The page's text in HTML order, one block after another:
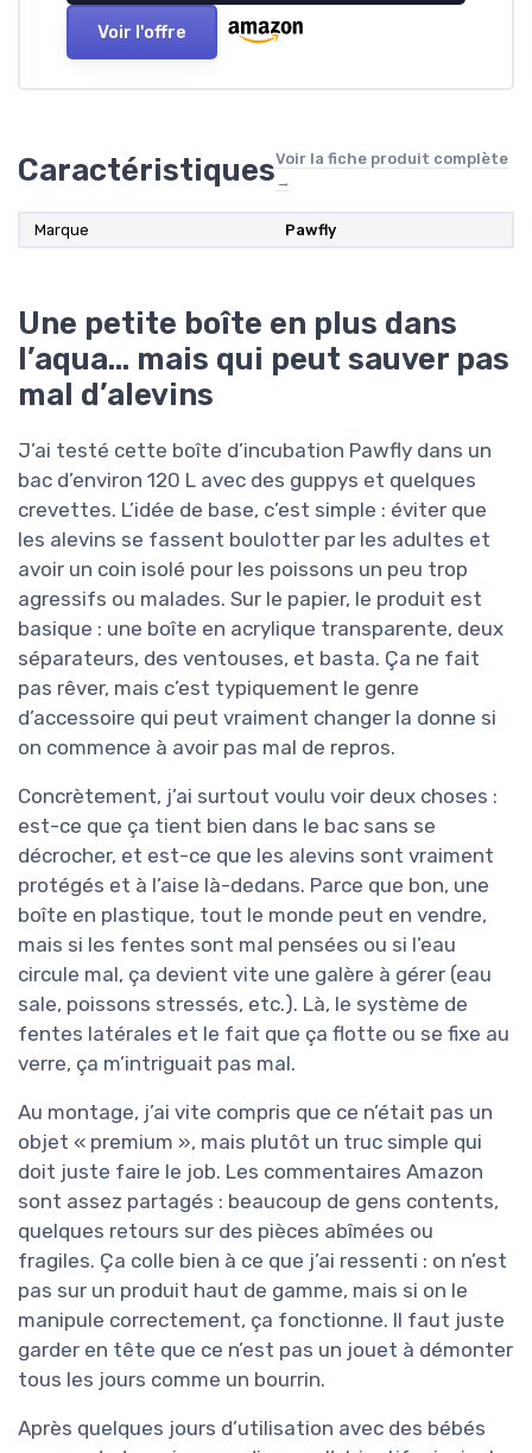
Voir l'offre
CaractéristiquesVoir la fiche produit complète
→
Marque Pawfly
Une petite boîte en plus dans
l’aqua… mais qui peut sauver pas
mal d’alevins
J’ai testé cette boîte d’incubation Pawfly dans un
bac d’environ 120 L avec des guppys et quelques
crevettes. L’idée de base, c’est simple : éviter que
les alevins se fassent boulotter par les adultes et
avoir un coin isolé pour les poissons un peu trop
agressifs ou malades. Sur le papier, le produit est
basique : une boîte en acrylique transparente, deux
séparateurs, des ventouses, et basta. Ça ne fait
pas rêver, mais c’est typiquement le genre
d’accessoire qui peut vraiment changer la donne si
on commence à avoir pas mal de repros.
Concrètement, j’ai surtout voulu voir deux choses :
est-ce que ça tient bien dans le bac sans se
décrocher, et est-ce que les alevins sont vraiment
protégés et à l’aise là-dedans. Parce que bon, une
boîte en plastique, tout le monde peut en vendre,
mais si les fentes sont mal pensées ou si l’eau
circule mal, ça devient vite une galère à gérer (eau
sale, poissons stressés, etc.). Là, le système de
fentes latérales et le fait que ça flotte ou se fixe au
verre, ça m’intriguait pas mal.
Au montage, j’ai vite compris que ce n’était pas un
objet « premium », mais plutôt un truc simple qui
doit juste faire le job. Les commentaires Amazon
sont assez partagés : beaucoup de gens contents,
quelques retours sur des pièces abîmées ou
fragiles. Ça colle bien à ce que j’ai ressenti : on n’est
pas sur un produit haut de gamme, mais si on le
manipule correctement, ça fonctionne. Il faut juste
garder en tête que ce n’est pas un jouet à démonter
tous les jours comme un bourrin.
Après quelques jours d’utilisation avec des bébés